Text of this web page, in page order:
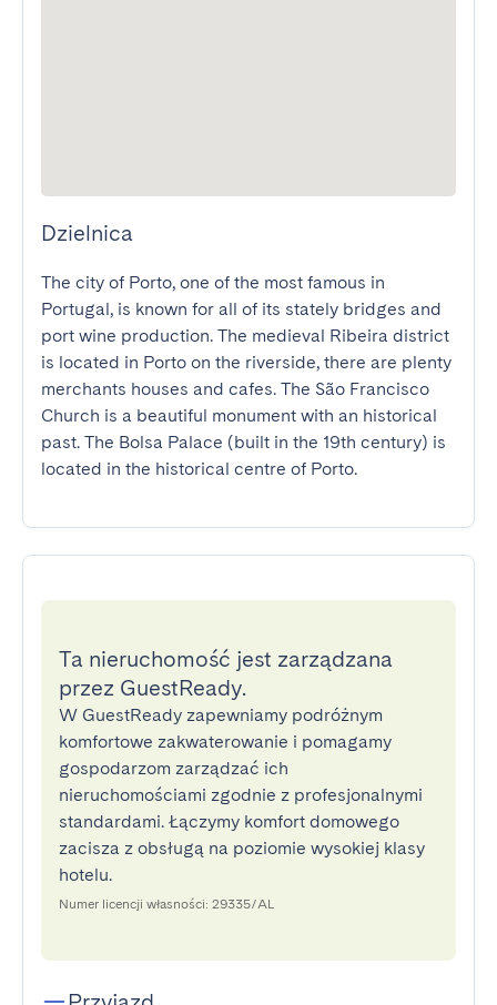
Dzielnica
The city of Porto, one of the most famous in
Portugal, is known for all of its stately bridges and
port wine production. The medieval Ribeira district
is located in Porto on the riverside, there are plenty
merchants houses and cafes. The São Francisco
Church is a beautiful monument with an historical
past. The Bolsa Palace (built in the 19th century) is
located in the historical centre of Porto.
Ta nieruchomość jest zarządzana
przez GuestReady.
W GuestReady zapewniamy podróżnym
komfortowe zakwaterowanie i pomagamy
gospodarzom zarządzać ich
nieruchomościami zgodnie z profesjonalnymi
standardami. Łączymy komfort domowego
zacisza z obsługą na poziomie wysokiej klasy
hotelu.
Numer licencji własności: 29335/AL